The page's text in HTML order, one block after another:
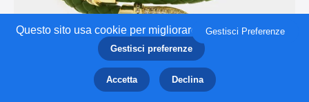
Questo sito usa cookie per migliorare la tua esperienza.
Gestisci preferenze
Accetta Declina
Gestisci Preferenze